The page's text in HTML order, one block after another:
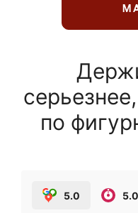
по
5.0 5.0